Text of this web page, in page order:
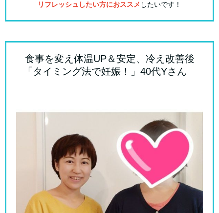
リフレッシュしたい方におススメ したいです！
食事を変え体温UP＆安定、冷え改善後
「タイミング法で妊娠！」40代Yさん